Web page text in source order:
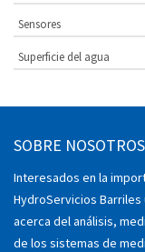
Sensores
Superficie del agua
SOBRE NOSOTROS
Interesados en la
HydroServicios
acerca del análisis,
de los sistemas de